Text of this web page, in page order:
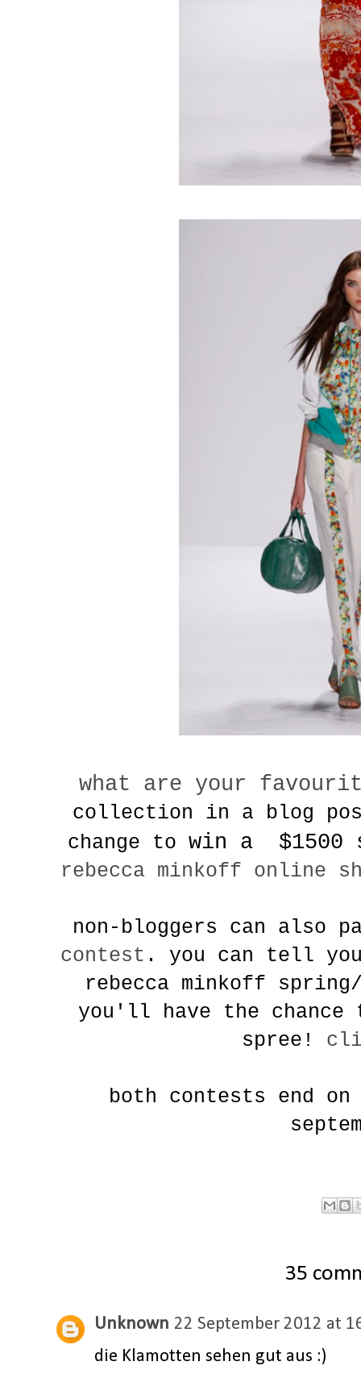
what are your
collection in a blog
change to win a $1500
rebecca minkoff online
non-bloggers can also
contest . you can tell
rebecca minkoff
you'll have the chance
spree!
both contests end
35
Unknown 22 September 2012 at
die Klamotten sehen gut aus :)